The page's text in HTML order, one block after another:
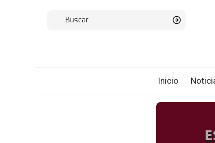
Inicio